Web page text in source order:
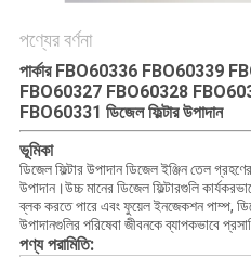
পণ্যের বর্ণনা
পার্কার FBO60336 FBO60339
FBO60327 FBO60328
FBO60331 ডিজেল ফিল্টার উপাদান
ভূমিকা
ডিজেল ফিল্টার উপাদান ডিজেল ইঞ্জিন তেল
উপাদান।উচ্চ মানের ডিজেল ফিল্টারগুলি
ব্লক করতে পারে এবং ফুয়েল ইনজেকশন পাম্প,
উপাদানগুলির পরিষেবা জীবনকে ব্যাপকভাবে
পণ্য পরামিতি: